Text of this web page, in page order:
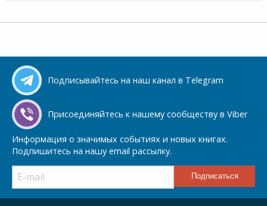
Подписывайтесь на наш канал в Telegram
Присоединяйтесь к нашему сообществу в Viber
Информация о значимых событиях и новых книгах.
Подпишитесь на нашу email рассылку.